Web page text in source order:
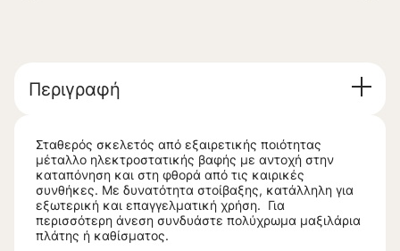
Περιγραφή
Σταθερός σκελετός από εξαιρετικής ποιότητας
μέταλλο ηλεκτροστατικής βαφής με αντοχή στην
καταπόνηση και στη φθορά από τις καιρικές
συνθήκες. Με δυνατότητα στοίβαξης, κατάλληλη για
εξωτερική και επαγγελματική χρήση. Για
περισσότερη άνεση συνδυάστε πολύχρωμα μαξιλάρια
πλάτης ή καθίσματος.